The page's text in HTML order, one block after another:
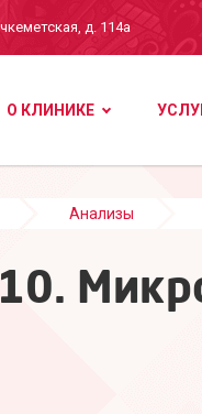
д. 114а
О КЛИНИКЕ
Анализы